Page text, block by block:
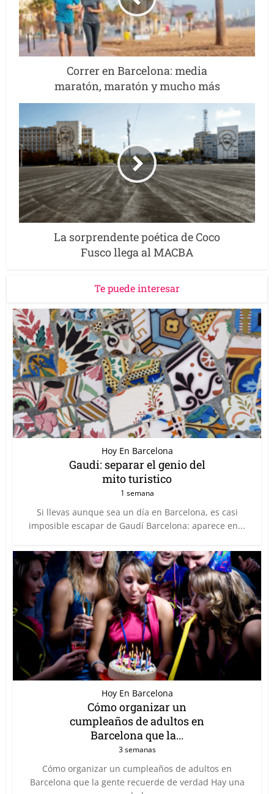
Correr en Barcelona: media
maratón, maratón y mucho más
La sorprendente poética de Coco
Fusco llega al MACBA
Te puede interesar
Hoy En Barcelona
Gaudi: separar el genio del
mito turistico
1 semana
Si llevas aunque sea un día en Barcelona, es casi
imposible escapar de Gaudí Barcelona: aparece en...
Hoy En Barcelona
Cómo organizar un
cumpleaños de adultos en
Barcelona que la...
3 semanas
Cómo organizar un cumpleaños de adultos en
Barcelona que la gente recuerde de verdad Hay una